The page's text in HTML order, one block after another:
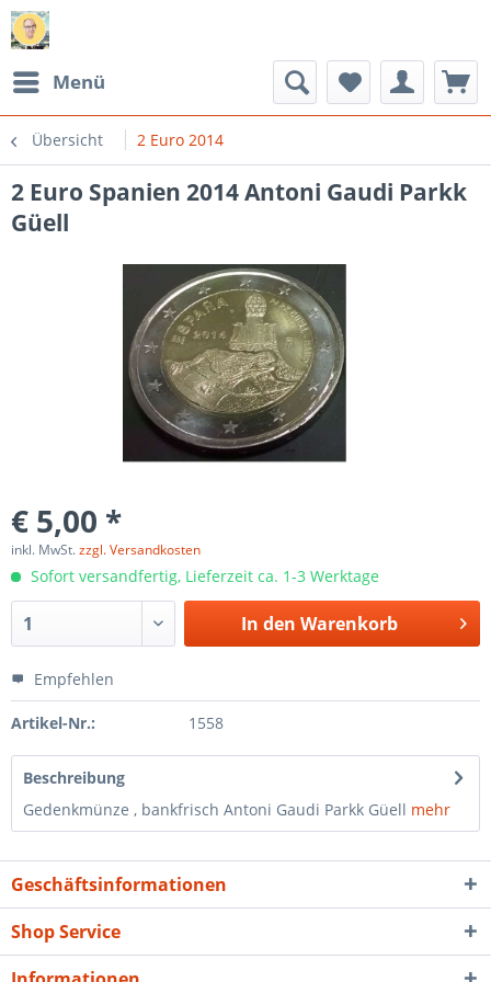
Menü
Übersicht 2 Euro 2014
2 Euro Spanien 2014 Antoni Gaudi Parkk
Güell
€ 5,00 *
inkl. MwSt.zzgl. Versandkosten
Sofort versandfertig, Lieferzeit ca. 1-3 Werktage
In den Warenkorb
Empfehlen
Artikel-Nr.: 1558
Beschreibung
Gedenkmünze , bankfrisch Antoni Gaudi Parkk Güell mehr
Geschäftsinformationen
Shop Service